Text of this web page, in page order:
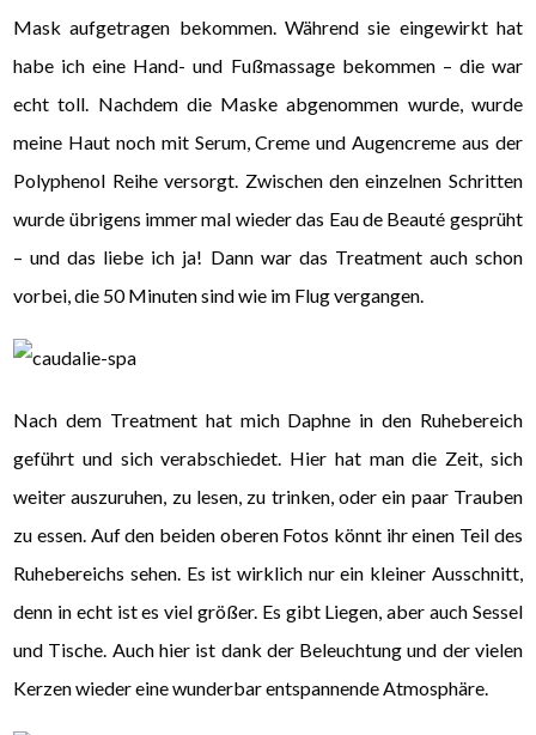
Mask aufgetragen bekommen. Während sie eingewirkt hat
habe ich eine Hand- und Fußmassage bekommen – die war
echt toll. Nachdem die Maske abgenommen wurde, wurde
meine Haut noch mit Serum, Creme und Augencreme aus der
Polyphenol Reihe versorgt. Zwischen den einzelnen Schritten
wurde übrigens immer mal wieder das Eau de Beauté gesprüht
– und das liebe ich ja! Dann war das Treatment auch schon
vorbei, die 50 Minuten sind wie im Flug vergangen.
Nach dem Treatment hat mich Daphne in den Ruhebereich
geführt und sich verabschiedet. Hier hat man die Zeit, sich
weiter auszuruhen, zu lesen, zu trinken, oder ein paar Trauben
zu essen. Auf den beiden oberen Fotos könnt ihr einen Teil des
Ruhebereichs sehen. Es ist wirklich nur ein kleiner Ausschnitt,
denn in echt ist es viel größer. Es gibt Liegen, aber auch Sessel
und Tische. Auch hier ist dank der Beleuchtung und der vielen
Kerzen wieder eine wunderbar entspannende Atmosphäre.